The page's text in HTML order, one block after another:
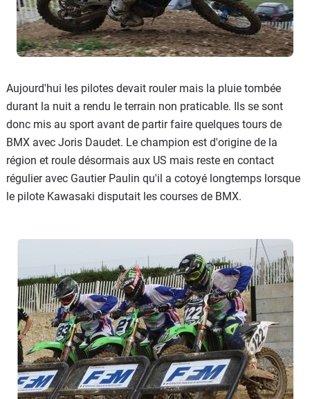
Aujourd'hui les pilotes devait rouler mais la pluie tombée
durant la nuit a rendu le terrain non praticable. Ils se sont
donc mis au sport avant de partir faire quelques tours de
BMX avec Joris Daudet. Le champion est d'origine de la
région et roule désormais aux US mais reste en contact
régulier avec Gautier Paulin qu'il a cotoyé longtemps lorsque
le pilote Kawasaki disputait les courses de BMX.